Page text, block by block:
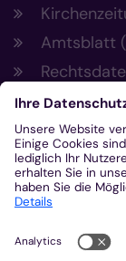
Amtsblatt
Kontakt